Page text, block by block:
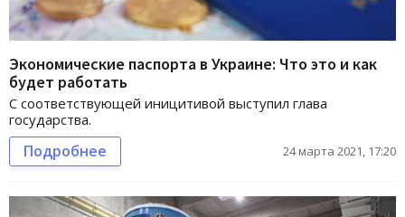
Экономические паспорта в Украине: Что это и как
будет работать
С соответствующей иницитивой выступил глава
государства.
Подробнее 24 марта 2021, 17:20